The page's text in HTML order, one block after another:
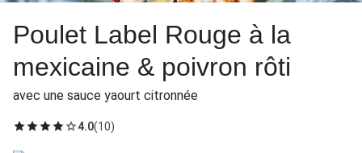
Poulet Label Rouge à la
mexicaine & poivron rôti
avec une sauce yaourt citronnée
4.0(10)